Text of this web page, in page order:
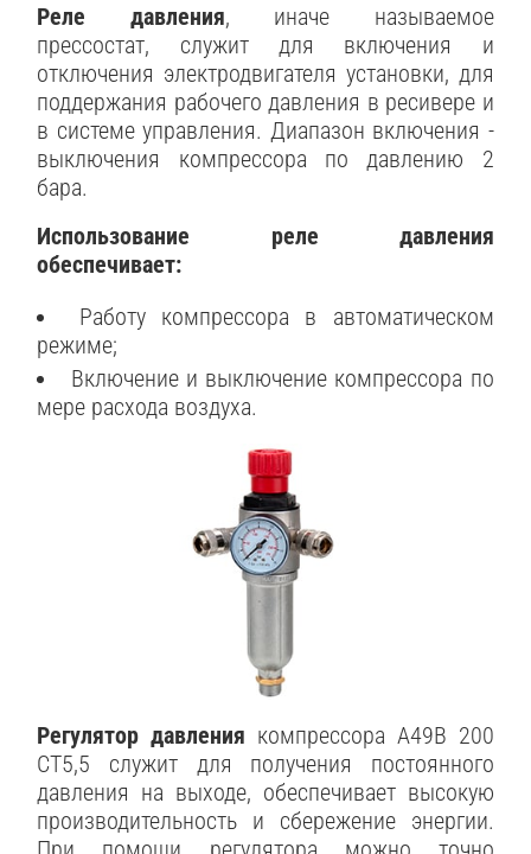
Реле давления, иначе называемое
прессостат, служит для включения и
отключения электродвигателя установки, для
поддержания рабочего давления в ресивере и
в системе управления. Диапазон включения -
выключения компрессора по давлению 2
бара.
Использование реле давления
обеспечивает:
Работу компрессора в автоматическом
режиме;
Включение и выключение компрессора по
мере расхода воздуха.
Регулятор давления компрессора A49B 200
CT5,5 служит для получения постоянного
давления на выходе, обеспечивает высокую
производительность и сбережение энергии.